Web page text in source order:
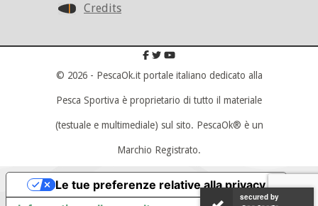
Credits
© 2026 - PescaOk.it portale italiano dedicato alla
Pesca Sportiva è proprietario di tutto il materiale
(testuale e multimediale) sul sito. PescaOk® è un
Marchio Registrato.
Scroll To Top
Le tue preferenze relative alla privacy
secured by
secured by